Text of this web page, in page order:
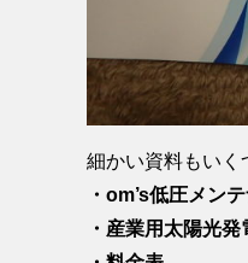
細かい資料もいく
・om’s低圧メン
・産業用太陽光